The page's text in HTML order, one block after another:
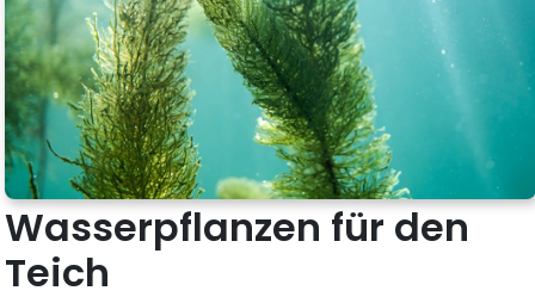
Wasserpflanzen für den
Teich